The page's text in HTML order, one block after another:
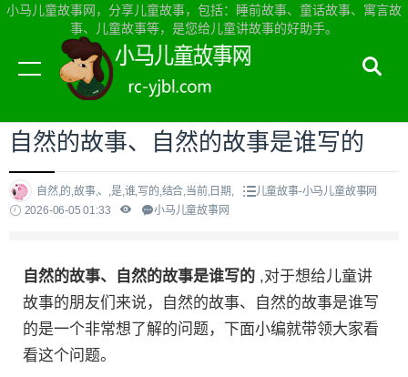
小马儿童故事网，分享儿童故事，包括：睡前故事、童话故事、寓言故
事、儿童故事等，是您给儿童讲故事的好助手。
当前位置：小马儿童故事网首页>儿童故事
自然的故事、自然的故事是谁写的
自然,的,故事,、,是,谁,写的,结合,当前,日期,
儿童故事-小马儿童故事网
2026-06-05 01:33
小马儿童故事网
自然的故事、自然的故事是谁写的 ,对于想给儿童讲
故事的朋友们来说，自然的故事、自然的故事是谁写
的是一个非常想了解的问题，下面小编就带领大家看
看这个问题。